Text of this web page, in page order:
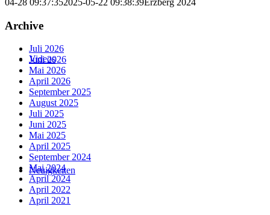
Videos
Neuigkeiten
Archive
Juli 2026
Juni 2026
Mai 2026
April 2026
September 2025
August 2025
Juli 2025
Juni 2025
Mai 2025
April 2025
September 2024
Mai 2024
April 2024
April 2022
April 2021